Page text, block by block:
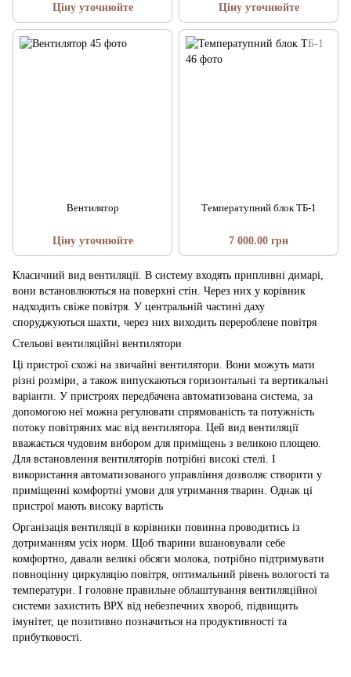
Ціну уточнюйте Ціну уточнюйте
Вентилятор
Ціну уточнюйте
Температупний блок ТБ-1
7 000.00 грн
Класичний вид вентиляції. В систему входять припливні димарі,
вони встановлюються на поверхні стін. Через них у корівник
надходить свіже повітря. У центральній частині даху
споруджуються шахти, через них виходить перероблене повітря
Стельові вентиляційні вентилятори
Ці пристрої схожі на звичайні вентилятори. Вони можуть мати
різні розміри, а також випускаються горизонтальні та вертикальні
варіанти. У пристроях передбачена автоматизована система, за
допомогою неї можна регулювати спрямованість та потужність
потоку повітряних мас від вентилятора. Цей вид вентиляції
вважається чудовим вибором для приміщень з великою площею.
Для встановлення вентиляторів потрібні високі стелі. І
використання автоматизованого управління дозволяє створити у
приміщенні комфортні умови для утримання тварин. Однак ці
пристрої мають високу вартість
Організація вентиляції в корівники повинна проводитись із
дотриманням усіх норм. Щоб тварини вшановували себе
комфортно, давали великі обсяги молока, потрібно підтримувати
повноцінну циркуляцію повітря, оптимальний рівень вологості та
температури. І головне правильне облаштування вентиляційної
системи захистить ВРХ від небезпечних хвороб, підвищить
імунітет, це позитивно позначиться на продуктивності та
прибутковості.